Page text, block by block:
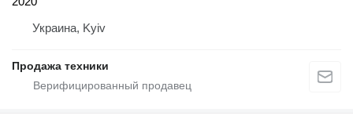
Украина, Kyiv
Продажа техники